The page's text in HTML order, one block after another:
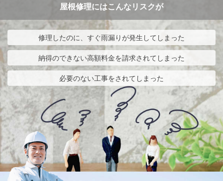
屋根修理にはこんなリスクが
修理したのに、すぐ雨漏りが発生してしまった
納得のできない高額料金を請求されてしまった
必要のない工事をされてしまった